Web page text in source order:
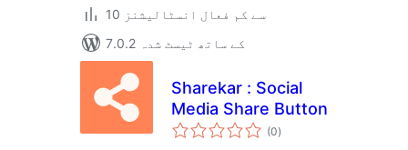
10 سے کم فعال انسٹالیشنز
7.0.2 کے ساتھ ٹیسٹ شدہ
Sharekar : Social
Media Share Button
(0مجموعی
درجہ
)